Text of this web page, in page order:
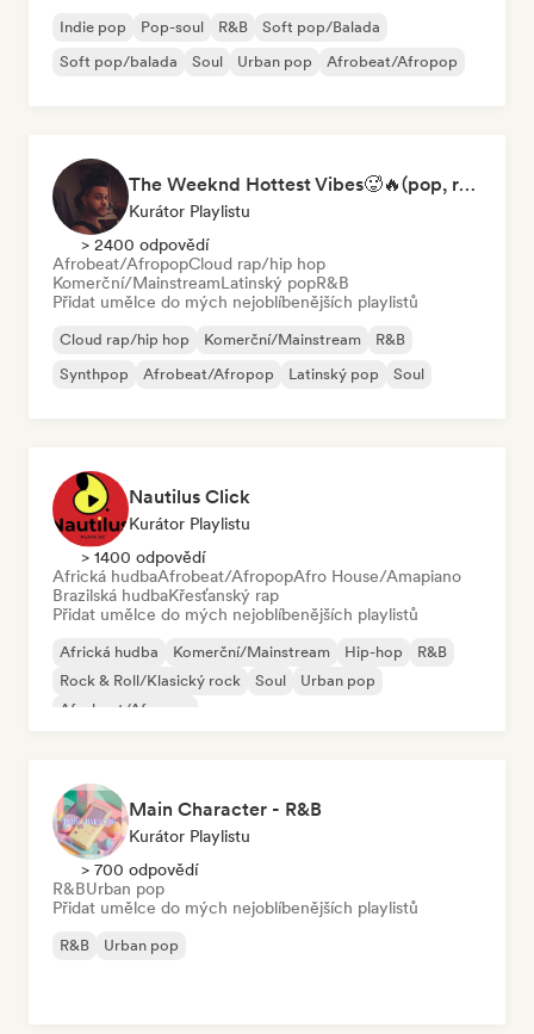
Indie pop Pop-soul R&B
Soft pop/Balada
Soft pop/balada
Soul Urban pop Afrobeat/Afropop
The Weeknd Hottest Vibes🥵🔥(pop, rock, rnb, hiphop, sexy, dark, sad, chill, melancholy, moody, vibe)
Kurátor Playlistu
> 2400 odpovědí
Afrobeat/AfropopCloud rap/hip hop
Komerční/MainstreamLatinský popR&B
Přidat umělce do mých nejoblíbenějších playlistů
Cloud rap/hip hop Komerční/Mainstream
R&B
Synthpop
Afrobeat/Afropop Latinský pop Soul
Nautilus Click
Kurátor Playlistu
> 1400 odpovědí
Africká hudbaAfrobeat/AfropopAfro House/Amapiano
Brazilská hudbaKřesťanský rap
Přidat umělce do mých nejoblíbenějších playlistů
Africká hudba Komerční/Mainstream Hip-hop
R&B
Rock & Roll/Klasický rock
Soul
Urban pop
Afrobeat/Afropop
Main Character - R&B
Kurátor Playlistu
> 700 odpovědí
R&BUrban pop
Přidat umělce do mých nejoblíbenějších playlistů
R&B Urban pop